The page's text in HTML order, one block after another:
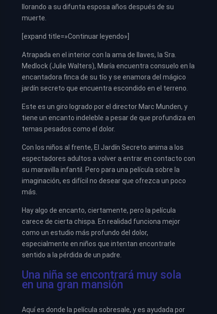
llorando a su difunta esposa años después de su
muerte.
[expand title=»Continuar leyendo»]
Atrapada en el interior con la ama de llaves, la Sra.
Medlock (Julie Walters), María encuentra consuelo en la
encantadora finca de su tío y se enamora del mágico
jardín secreto que encuentra escondido en el terreno.
Este es un giro logrado por el director Marc Munden, y
tiene un encanto indeleble a pesar de que profundiza en
temas pesados como el dolor.
Con los niños al frente, El Jardín Secreto anima a los
espectadores adultos a volver a entrar en contacto con
su maravilla infantil. Pero para una película sobre la
imaginación, es difícil no desear que ofrezca un poco
más.
Hay algo de encanto, ciertamente, pero la película
carece de cierta chispa. En realidad funciona mejor
como un estudio más profundo del dolor,
especialmente en niños que intentan encontrarle
sentido a la pérdida de un padre.
Una niña se encontrará muy sola
en una gran mansión
Aquí es donde la película sobresale, y es ayudada por